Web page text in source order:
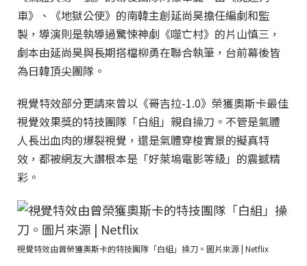
車》、《地獄公使》的南韓主創延尚昊擔任編劇和監
製，導演則是執導過驚悚神劇《噬亡村》的片山慎三，
劇本由延尚昊與長期搭檔柳勇在聯合執筆，台前幕後皆
為日韓頂尖團隊。
視覺特效部分更請來曾以《哥吉拉-1.0》榮獲奧斯卡最佳
視覺效果獎的特技團隊「白組」親自操刀。不管是氣體
人長出血肉的爆裂視覺，還是氣體穿梭實景的擬真特
效，都被網友大讚根本是「好萊塢電影等級」的震撼精
彩。
視覺特效由曾榮獲奧斯卡的特技團隊「白組」操刀。圖片來源 | Netflix